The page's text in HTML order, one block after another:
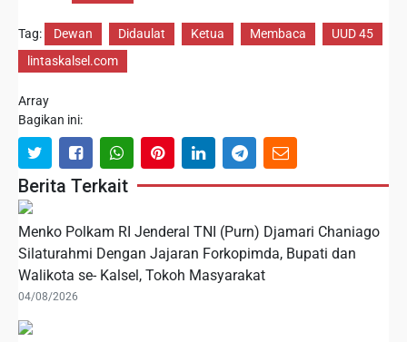
Tag: Dewan Didaulat Ketua Membaca
UUD 45
lintaskalsel.com
Array
Bagikan ini:
Berita Terkait
Menko Polkam RI Jenderal TNI (Purn) Djamari Chaniago
Silaturahmi Dengan Jajaran Forkopimda, Bupati dan
Walikota se- Kalsel, Tokoh Masyarakat
04/08/2026